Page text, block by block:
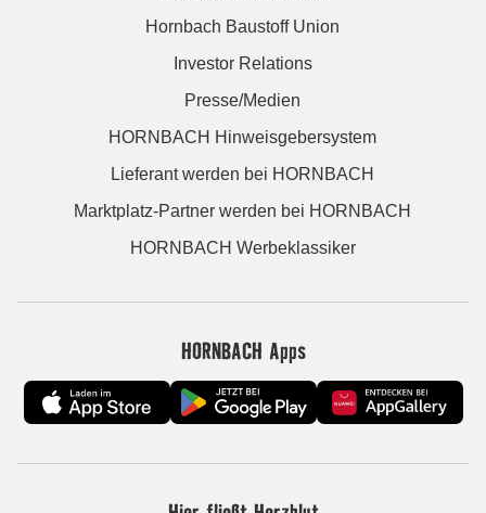
Hornbach Baustoff Union
Investor Relations
Presse/Medien
HORNBACH Hinweisgebersystem
Lieferant werden bei HORNBACH
Marktplatz-Partner werden bei HORNBACH
HORNBACH Werbeklassiker
HORNBACH Apps